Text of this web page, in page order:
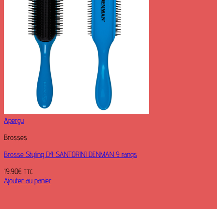
Aperçu
Brosses
Brosse Styling D4 SANTORINI DENMAN 9 rangs
19.90€ TTC
Ajouter au panier